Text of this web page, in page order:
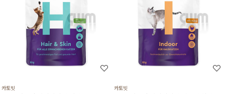
카토빗 카토빗